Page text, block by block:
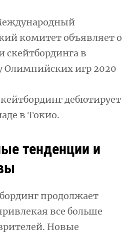
комитет объявляет о
скейтбординга в
Олимпийских игр 2020
дебютирует
в Токио.
тенденции и
продолжает
все больше
Новые